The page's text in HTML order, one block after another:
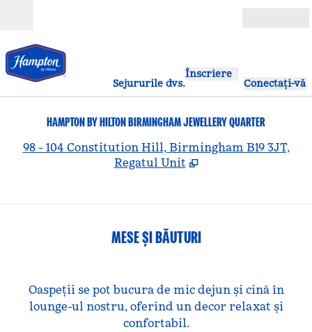
Sejururile dvs.
Înscriere
Conectați-vă
HAMPTON BY HILTON BIRMINGHAM JEWELLERY QUARTER
98 - 104 Constitution Hill, Birmingham B19 3JT,
Regatul Unit
MESE ȘI BĂUTURI
Oaspeții se pot bucura de mic dejun și cină în
lounge-ul nostru, oferind un decor relaxat și
confortabil.